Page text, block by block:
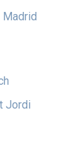
Madrid
Jordi